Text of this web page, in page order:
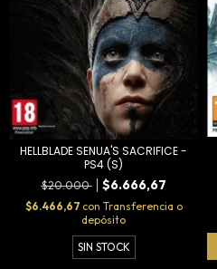
HELLBLADE SENUA'S SACRIFICE -
PS4 (S)
$20.000 $6.666,67
$6.466,67 con Transferencia o
depósito
SIN STOCK